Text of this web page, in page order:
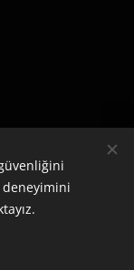
hakları saklıdır.
deneyimini